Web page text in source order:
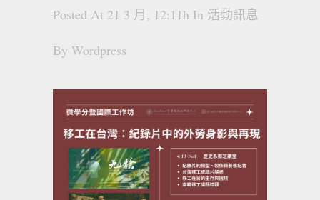
Posted At 21 3 月, 12:11h In 活動訊息
By Wordpress